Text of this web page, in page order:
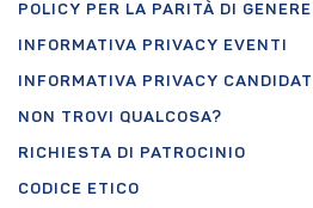
POLICY PER LA PARITÀ DI GENERE
INFORMATIVA PRIVACY EVENTI
INFORMATIVA PRIVACY CANDIDATI
NON TROVI QUALCOSA?
RICHIESTA DI PATROCINIO
CODICE ETICO